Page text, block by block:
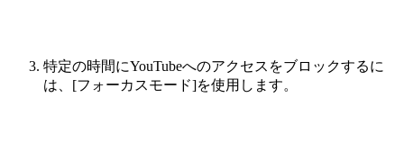
特定の時間にYouTubeへのアクセスをブロックするに
は、[フォーカスモード]を使用します。